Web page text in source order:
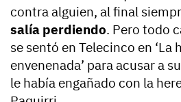
contra alguien, al final
salía perdiendo. Pero todo
se sentó en Telecinco en ‘La
envenenada’ para acusar a
le había engañado con la